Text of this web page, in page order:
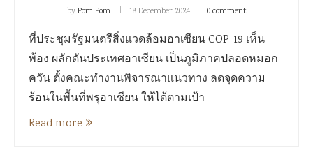
byPom Pom 18 December 2024 0 comment
ที่ประชุมรัฐมนตรีสิ่งแวดล้อมอาเซียน COP-19 เห็น
พ้อง ผลักดันประเทศอาเซียน เป็นภูมิภาคปลอดหมอก
ควัน ตั้งคณะทำงานพิจารณาแนวทาง ลดจุดความ
ร้อนในพื้นที่พรุอาเซียน ให้ได้ตามเป้า
Read more